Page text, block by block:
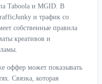
Taboola и MGID. В
и трафик со
собственные правила
креативов и
оффер может показывать
Связка, которая